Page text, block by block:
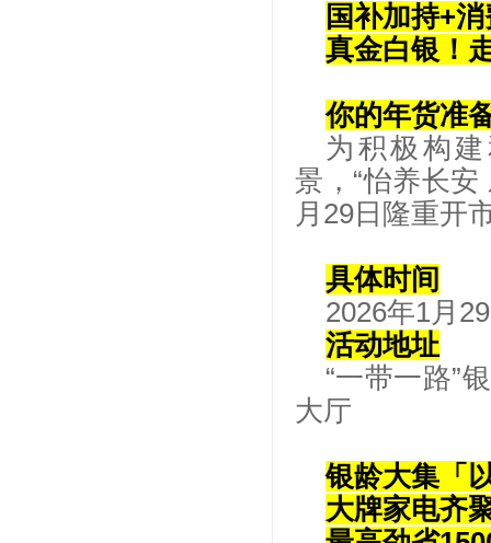
国补加持+
真金白银！
你的年货准
为积极构
景，“怡养长
月29日隆重开
具体时间
2026年1月
活动地址
“一带一路”
大厅
银龄大集「
大牌家电齐